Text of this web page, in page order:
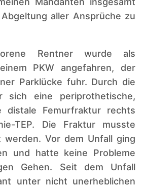
aller Ansprüche zu
Rentner wurde als
PKW angefahren, der
Parklücke fuhr. Durch die
sich eine periprothetische,
distale Femurfraktur rechts
TEP. Die Fraktur musste
werden. Vor dem Unfall ging
und hatte keine Probleme
Gehen. Seit dem Unfall
unter nicht unerheblichen